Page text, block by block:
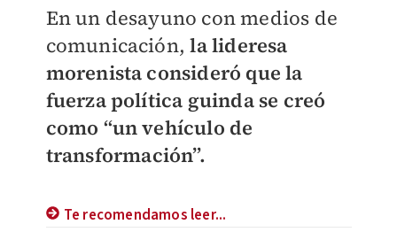
En un desayuno con medios de
comunicación,la lideresa
morenista consideró que la
fuerza política guinda se creó
como “un vehículo de
transformación”.
Te recomendamos leer...